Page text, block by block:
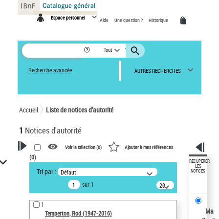
Espace personnel Aide Une question ? Historique
Tout
Recherche avancée AUTRES RECHERCHES
Accueil Liste de notices d’autorité
1 Notices d'autorité
VOTRE RECHERCHE
Recherche avancée dans les
notices d’autorité
Œuvres liées à l'auteur :
Temperton, Rod (1947-2016)
Voir la sélection (0) Ajouter à mes références
(0)
Tri par : Défaut
sur 1
20
résultats/page
1
Temperton, Rod (1947-2016)
RÉCUPÉRER
LES
NOTICES
Ma
Panneau de gestion des cookies